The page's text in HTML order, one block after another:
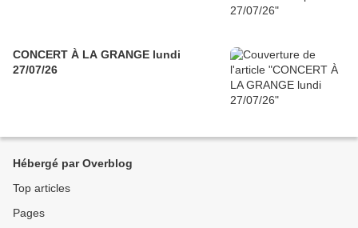
CONCERT À LA GRANGE lundi
27/07/26
Hébergé par Overblog
Top articles
Pages